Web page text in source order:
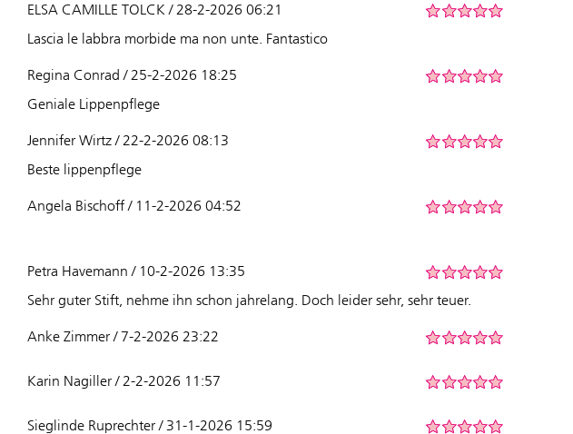
ELSA CAMILLE TOLCK / 28-2-2026 06:21
Lascia le labbra morbide ma non unte. Fantastico
Regina Conrad / 25-2-2026 18:25
Geniale Lippenpflege
Jennifer Wirtz / 22-2-2026 08:13
Beste lippenpflege
Angela Bischoff / 11-2-2026 04:52
Petra Havemann / 10-2-2026 13:35
Sehr guter Stift, nehme ihn schon jahrelang. Doch leider sehr, sehr teuer.
Anke Zimmer / 7-2-2026 23:22
Karin Nagiller / 2-2-2026 11:57
Sieglinde Ruprechter / 31-1-2026 15:59